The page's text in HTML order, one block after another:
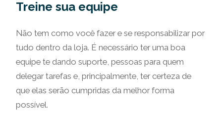
Treine sua equipe
Não tem como você fazer e se responsabilizar por
tudo dentro da loja. É necessário ter uma boa
equipe te dando suporte, pessoas para quem
delegar tarefas e, principalmente, ter certeza de
que elas serão cumpridas da melhor forma
possível.